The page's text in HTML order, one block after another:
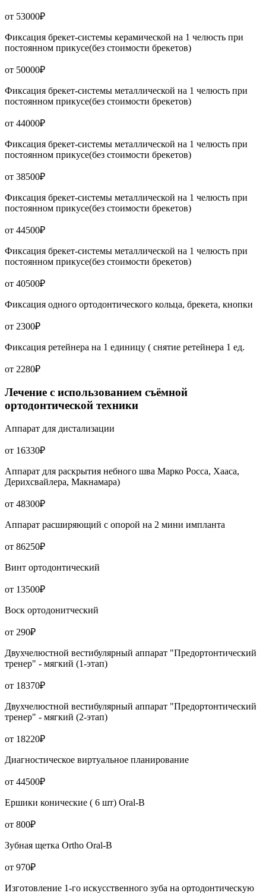
от 53000₽
Фиксация брекет-системы керамической на 1 челюсть при
постоянном прикусе(без стоимости брекетов)
от 50000₽
Фиксация брекет-системы металлической на 1 челюсть при
постоянном прикусе(без стоимости брекетов)
от 44000₽
Фиксация брекет-системы металлической на 1 челюсть при
постоянном прикусе(без стоимости брекетов)
от 38500₽
Фиксация брекет-системы металлической на 1 челюсть при
постоянном прикусе(без стоимости брекетов)
от 44500₽
Фиксация брекет-системы металлической на 1 челюсть при
постоянном прикусе(без стоимости брекетов)
от 40500₽
Фиксация одного ортодонтического кольца, брекета, кнопки
от 2300₽
Фиксация ретейнера на 1 единицу ( снятие ретейнера 1 ед.
от 2280₽
Лечение с использованием съёмной
ортодонтической техники
Аппарат для дистализации
от 16330₽
Аппарат для раскрытия небного шва Марко Росса, Хааса,
Дерихсвайлера, Макнамара)
от 48300₽
Аппарат расширяющий с опорой на 2 мини импланта
от 86250₽
Винт ортодонтический
от 13500₽
Воск ортодонитческий
от 290₽
Двухчелюстной вестибулярный аппарат "Предортонтический
тренер" - мягкий (1-этап)
от 18370₽
Двухчелюстной вестибулярный аппарат "Предортонтический
тренер" - мягкий (2-этап)
от 18220₽
Диагностическое виртуальное планирование
от 44500₽
Ершики конические ( 6 шт) Oral-B
от 800₽
Зубная щетка Ortho Oral-B
от 970₽
Изготовление 1-го искусственного зуба на ортодонтическую